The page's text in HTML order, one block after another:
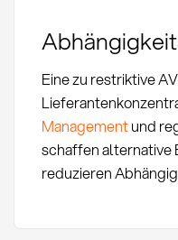
Eine zu restriktive
Managementund
schaffen alternative
reduzieren